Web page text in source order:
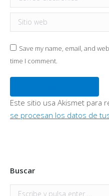
Sitio web
Save my name, email, and
time I comment.
Este sitio usa Akismet para
se procesan los datos de
Buscar
Buscar: